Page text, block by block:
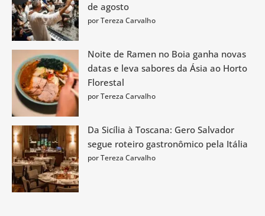
de agosto
por Tereza Carvalho
Noite de Ramen no Boia ganha novas
datas e leva sabores da Ásia ao Horto
Florestal
por Tereza Carvalho
Da Sicília à Toscana: Gero Salvador
segue roteiro gastronômico pela Itália
por Tereza Carvalho